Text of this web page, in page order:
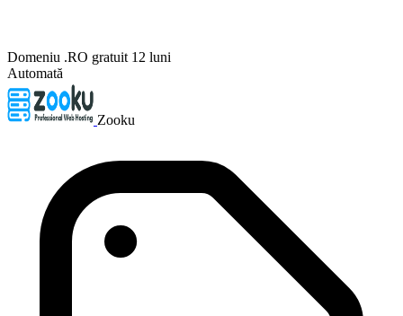
Domeniu .RO gratuit 12 luni
Automată
Zooku